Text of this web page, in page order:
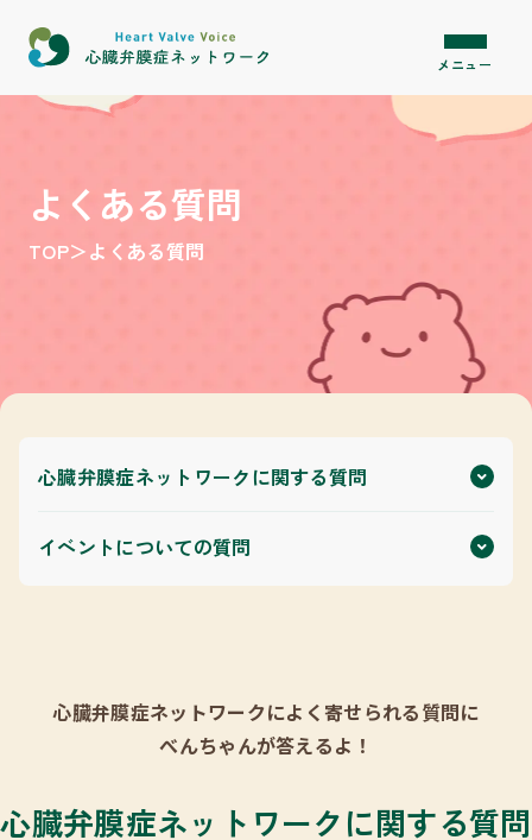
メニュー
よくある質問
TOP＞よくある質問
心臓弁膜症ネットワークに関する質問
イベントについての質問
心臓弁膜症ネットワークによく寄せられる質問に
べんちゃんが答えるよ！
心臓弁膜症ネットワークに関する質問